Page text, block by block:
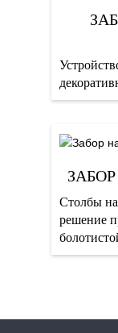
Столбы
решение